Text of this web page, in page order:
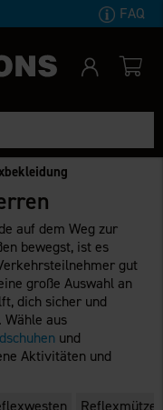
FAQ
auf dem Weg zur
bewegst, ist es
gut
große Auswahl an
dich sicher und
aus
und
Aktivitäten und